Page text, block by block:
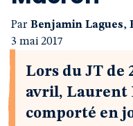
Par Benjamin Lagues,
3 mai 2017
Lors du JT de
avril, Laurent
comporté en